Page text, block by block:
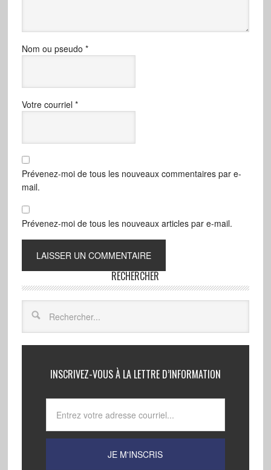
Nom ou pseudo *
Votre courriel *
Prévenez-moi de tous les nouveaux commentaires par e-
mail.
Prévenez-moi de tous les nouveaux articles par e-mail.
RECHERCHER
INSCRIVEZ-VOUS À LA LETTRE D’INFORMATION